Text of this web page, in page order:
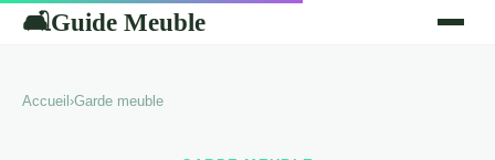
🛋Guide Meuble
Accueil ›Garde meuble